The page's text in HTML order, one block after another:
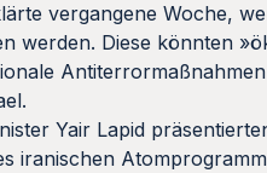
vergangene Woche,
werden. Diese könnten
Yair Lapid
iranischen